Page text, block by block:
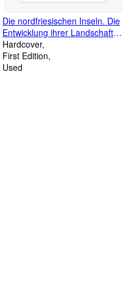
Die nordfriesischen Inseln. Die
Entwicklung ihrer Landschaft
und die Geschichte ihres
Volkstums. Mit Abbildungen.
Hardcover
First Edition
Used